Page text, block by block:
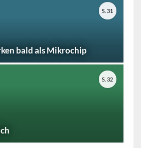
bald als Mikrochip
S. 31
S. 32